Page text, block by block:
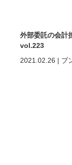
外部委託の会計
vol.223
2021.02.26 | ブ